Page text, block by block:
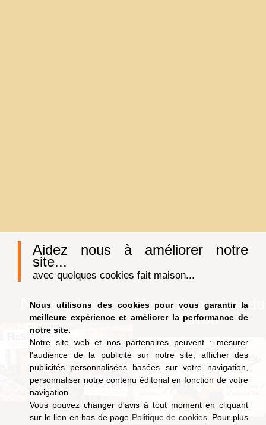
Aidez nous à améliorer notre
site...
avec quelques cookies fait maison...
Nous utilisons des cookies pour vous garantir la
meilleure expérience et améliorer la performance de
notre site.
Notre site web et nos partenaires peuvent : mesurer
l'audience de la publicité sur notre site, afficher des
publicités personnalisées basées sur votre navigation,
personnaliser notre contenu éditorial en fonction de votre
navigation.
Vous pouvez changer d'avis à tout moment en cliquant
sur le lien en bas de page Politique de cookies. Pour plus
Notre auberge
Vente de produit du
terroir